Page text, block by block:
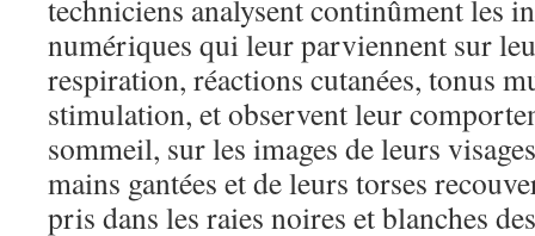
techniciens analysent continûment les
numériques qui leur parviennent sur
respiration, réactions cutanées, tonus
stimulation, et observent leur
sommeil, sur les images de leurs
mains gantées et de leurs torses
pris dans les raies noires et blanches